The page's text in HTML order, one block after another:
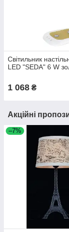
Світильник
LED "SEDA" 6 W
1 068 ₴
Акційні
–7%